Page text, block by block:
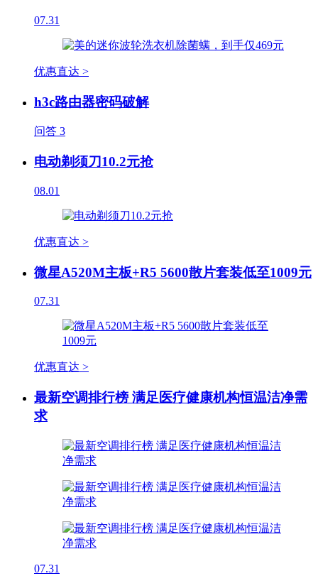
07.31
优惠直达 >
h3c路由器密码破解
问答 3
电动剃须刀10.2元抢
08.01
优惠直达 >
微星A520M主板+R5 5600散片套装低至1009元
07.31
优惠直达 >
最新空调排行榜 满足医疗健康机构恒温洁净需
求
07.31